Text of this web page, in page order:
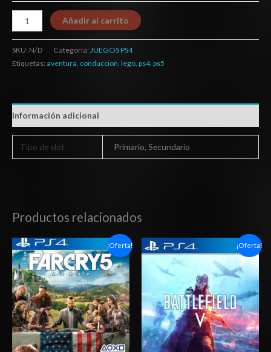
Añadir al carrito
SKU: N/D Categoría: JUEGOS PS4
Etiquetas: aventura, conduccion, lego, ps4, ps5
Información adicional
Tipo de slot Primario, Secundario
Productos relacionados
¡Oferta!
Rango
de
precios:
desde
$6.03
hasta
$10.03
¡Oferta!
Rango
de
precios:
$6.03
hasta
$10.03